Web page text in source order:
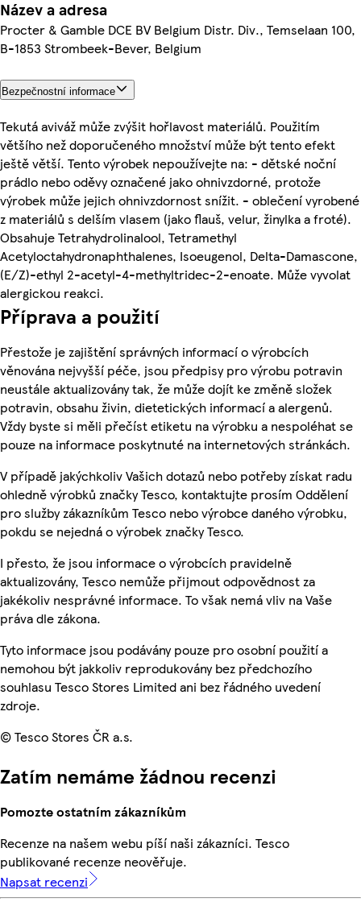
Název a adresa
Procter & Gamble DCE BV Belgium Distr. Div., Temselaan 100,
B-1853 Strombeek-Bever, Belgium
Bezpečnostní informace
Tekutá aviváž může zvýšit hořlavost materiálů. Použitím
většího než doporučeného množství může být tento efekt
ještě větší. Tento výrobek nepoužívejte na: - dětské noční
prádlo nebo oděvy označené jako ohnivzdorné, protože
výrobek může jejich ohnivzdornost snížit. - oblečení vyrobené
z materiálů s delším vlasem (jako flauš, velur, žinylka a froté).
Obsahuje Tetrahydrolinalool, Tetramethyl
Acetyloctahydronaphthalenes, Isoeugenol, Delta-Damascone,
(E/Z)-ethyl 2-acetyl-4-methyltridec-2-enoate. Může vyvolat
alergickou reakci.
Příprava a použití
Přestože je zajištění správných informací o výrobcích
věnována nejvyšší péče, jsou předpisy pro výrobu potravin
neustále aktualizovány tak, že může dojít ke změně složek
potravin, obsahu živin, dietetických informací a alergenů.
Vždy byste si měli přečíst etiketu na výrobku a nespoléhat se
pouze na informace poskytnuté na internetových stránkách.
V případě jakýchkoliv Vašich dotazů nebo potřeby získat radu
ohledně výrobků značky Tesco, kontaktujte prosím Oddělení
pro služby zákazníkům Tesco nebo výrobce daného výrobku,
pokdu se nejedná o výrobek značky Tesco.
I přesto, že jsou informace o výrobcích pravidelně
aktualizovány, Tesco nemůže přijmout odpovědnost za
jakékoliv nesprávné informace. To však nemá vliv na Vaše
práva dle zákona.
Tyto informace jsou podávány pouze pro osobní použití a
nemohou být jakkoliv reprodukovány bez předchozího
souhlasu Tesco Stores Limited ani bez řádného uvedení
zdroje.
© Tesco Stores ČR a.s.
Zatím nemáme žádnou recenzi
Pomozte ostatním zákazníkům
Recenze na našem webu píší naši zákazníci. Tesco
publikované recenze neověřuje.
Napsat recenzi